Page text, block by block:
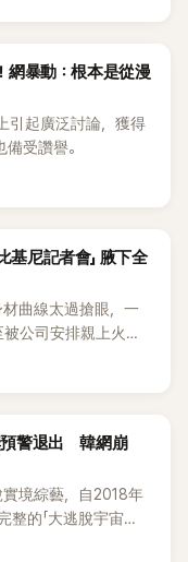
網暴動：根本是從漫
引起廣泛討論，獲得
受讚譽。
基尼記者會」 腋下全
曲線太過搶眼，一
被公司安排親上火
場記者會後來還被
人太難搞－秘書
表「媽媽群」——李智
身分登場，分享最真
與李智惠會合，兩人
，李瑞鎮突然直球
人中縮短手術嗎？」
預警退出 韓網崩
實境綜藝，自2018年
的「大逃脫宇宙
與龐大世界觀，累積